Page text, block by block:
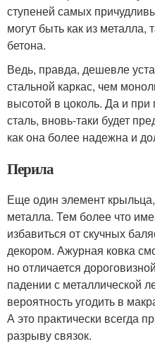
ступеней самых
могут быть как из металла,
бетона.
Ведь, правда, дешевле
стальной каркас, чем
высотой в цоколь. Да и при
сталь, вновь-таки будет
как она более надежна и
Перила
Еще один элемент
металла. Тем более что
избавиться от скучных
декором. Ажурная ковка
но отличается
падении с металлической
вероятность угодить в
А это практически всегда
разрыву связок.